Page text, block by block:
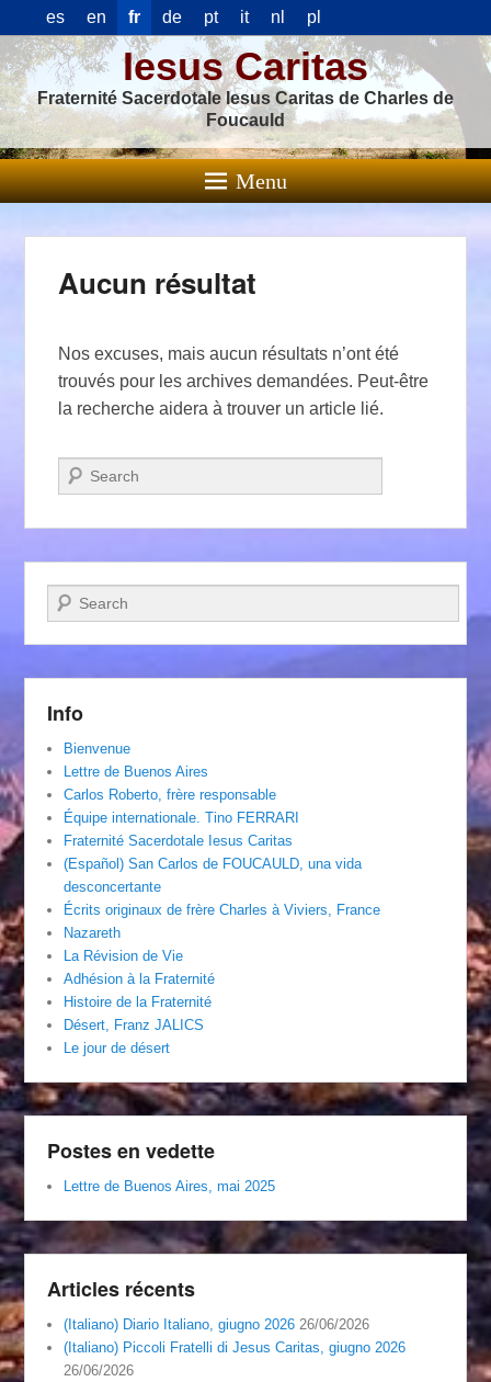
es en fr de pt it nl pl
Iesus Caritas
Fraternité Sacerdotale Iesus Caritas de Charles de
Foucauld
Menu
Aucun résultat
Nos excuses, mais aucun résultats n’ont été
trouvés pour les archives demandées. Peut-être
la recherche aidera à trouver un article lié.
Recherche
Recherche
Info
Bienvenue
Lettre de Buenos Aires
Carlos Roberto, frère responsable
Équipe internationale. Tino FERRARI
Fraternité Sacerdotale Iesus Caritas
(Español) San Carlos de FOUCAULD, una vida
desconcertante
Écrits originaux de frère Charles à Viviers, France
Nazareth
La Révision de Vie
Adhésion à la Fraternité
Histoire de la Fraternité
Désert, Franz JALICS
Le jour de désert
Postes en vedette
Lettre de Buenos Aires, mai 2025
Articles récents
(Italiano) Diario Italiano, giugno 2026 26/06/2026
(Italiano) Piccoli Fratelli di Jesus Caritas, giugno 2026
26/06/2026